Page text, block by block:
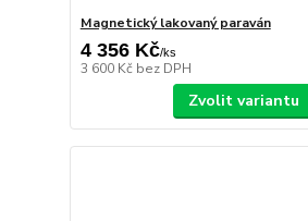
Magnetický lakovaný paraván
4 356 Kč/ks
3 600 Kč bez DPH
Zvolit variantu